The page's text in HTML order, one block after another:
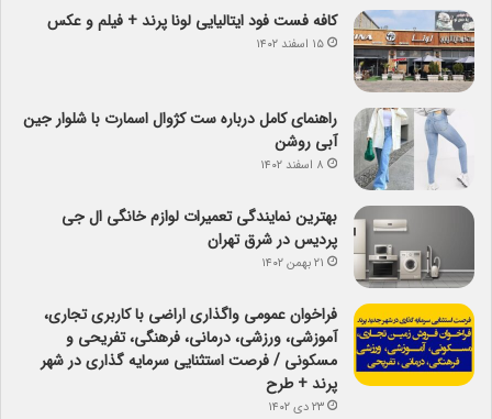
کافه فست فود ایتالیایی لونا پرند + فیلم و عکس
۱۵ اسفند ۱۴۰۲
راهنمای کامل درباره ست کژوال اسمارت با شلوار جین
آبی روشن
۸ اسفند ۱۴۰۲
بهترین نمایندگی تعمیرات لوازم خانگی ال جی
پردیس در شرق تهران
۲۱ بهمن ۱۴۰۲
فراخوان عمومی واگذاری اراضی با کاربری تجاری،
آموزشی، ورزشی، درمانی، فرهنگی، تفریحی و
مسکونی / فرصت استثنایی سرمایه گذاری در شهر
پرند + طرح
۲۳ دی ۱۴۰۲